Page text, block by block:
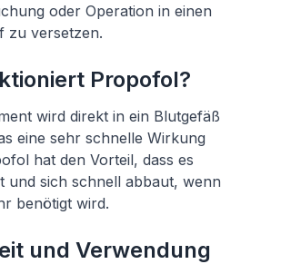
oder Operation in einen
zu versetzen.
Propofol?
wird direkt in ein Blutgefäß
eine sehr schnelle Wirkung
hat den Vorteil, dass es
und sich schnell abbaut, wenn
benötigt wird.
und Verwendung